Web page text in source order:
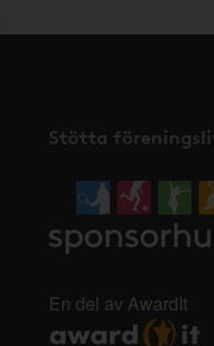
Stötta
En del av AwardIt